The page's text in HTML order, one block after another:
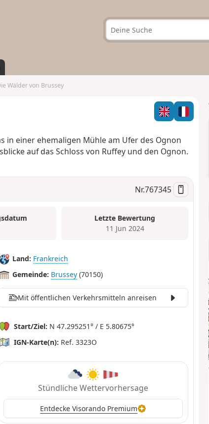
Wälder von Brussey
in einer ehemaligen Mühle am Ufer des Ognon
auf das Schloss von Ruffey und den Ognon.
Nr.767345
Letzte Bewertung
11 Jun 2024
Land: Frankreich
Gemeinde: Brussey (70150)
Mit öffentlichen Verkehrsmitteln anreisen
Start/Ziel: N 47.295251° / E 5.80675°
IGN-Karte(n): Ref. 3323O
Stündliche Wettervorhersage
Entdecke Visorando Premium